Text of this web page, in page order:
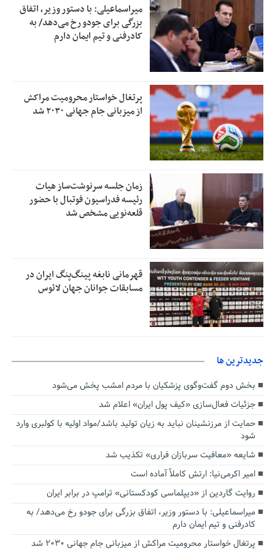
میراسماعیلی: با دستور وزیر، اتفاق
بزرگی برای جودو رخ می‌دهد/ به
کادرفنی و تیم ایمان دارم
پرتغال خواستار محرومیت مراکش
از میزبانی جام جهانی ۲۰۳۰ شد
زمان جلسه سرنوشت‌ساز هیات
رئیسه فدراسیون فوتبال با حضور
قلعه‌نویی مشخص شد
قهرمانی نابغه پینگ‌پنگ ایران در
مسابقات جوانان جهان لائوس
جديدترين ها
بخش دوم گفت‌وگوی پزشکیان با مردم امشب پخش می‌شود
جزئیات فعال‌سازی «کیف پول ایران» اعلام شد
حمایت از مرزنشینان نباید به زیان تولید باشد/مواد اولیه با کولبری وارد
شود
شایعه «معافیت سربازان فراری» تکذیب شد
امیر اکرمی‌نیا: ارتش کاملاً آماده است
روایت گاردین از «دیپلماسی کودکستانی» ترامپ در برابر ایران
میراسماعیلی: با دستور وزیر، اتفاق بزرگی برای جودو رخ می‌دهد/ به
کادرفنی و تیم ایمان دارم
پرتغال خواستار محرومیت مراکش از میزبانی جام جهانی ۲۰۳۰ شد